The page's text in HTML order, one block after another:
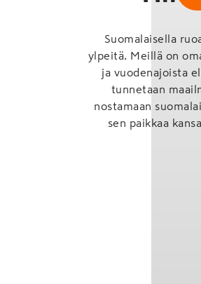
Suomalaisella
ylpeitä. Meillä on
ja vuodenajoista
tunnetaan
nostamaan
sen paikkaa